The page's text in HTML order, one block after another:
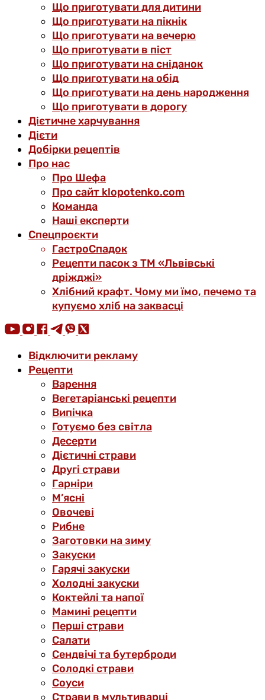
Що приготувати для дитини
Що приготувати на пікнік
Що приготувати на вечерю
Що приготувати в піст
Що приготувати на сніданок
Що приготувати на обід
Що приготувати на день народження
Що приготувати в дорогу
Дієтичне харчування
Дієти
Добірки рецептів
Про нас
Про Шефа
Про сайт klopotenko.com
Команда
Наші експерти
Спецпроєкти
ГастроСпадок
Рецепти пасок з ТМ «Львівські
дріжджі»
Хлібний крафт. Чому ми їмо, печемо та
купуємо хліб на заквасці
Відключити рекламу
Рецепти
Варення
Вегетаріанські рецепти
Випічка
Готуємо без світла
Десерти
Дієтичні страви
Другі страви
Гарніри
М’ясні
Овочеві
Рибне
Заготовки на зиму
Закуски
Гарячі закуски
Холодні закуски
Коктейлі та напої
Мамині рецепти
Перші страви
Салати
Сендвічі та бутерброди
Солодкі страви
Соуси
Страви в мультиварці